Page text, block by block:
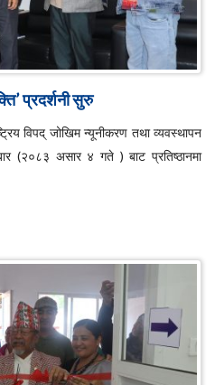
प्रदर्शनी सुरु
विपद् जोखिम न्यूनीकरण तथा व्यवस्थापन
(२०८३ असार ४ गते ) बाट प्रतिष्ठानमा